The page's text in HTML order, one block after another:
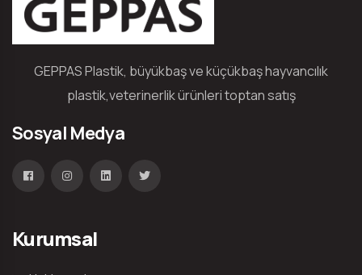
GEPPAS Plastik, büyükbaş ve küçükbaş hayvancılık
plastik,veterinerlik ürünleri toptan satış
Sosyal Medya
Kurumsal